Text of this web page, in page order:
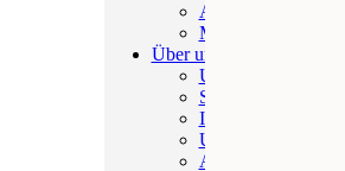
Anwälte und
Management
Über uns
Unsere Story
Standorte in
International
Unsere
Awards